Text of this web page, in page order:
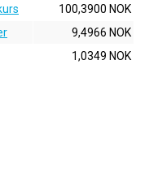
100,3900 NOK
9,4966 NOK
1,0349 NOK